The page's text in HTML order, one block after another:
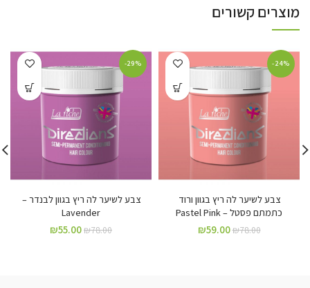
מוצרים קשורים
-24%
צבע לשיער לה ריץ בגוון ורוד
כתמתם פסטל – Pastel Pink
₪78.00
₪59.00
-29%
צבע לשיער לה ריץ בגוון לבנדר –
Lavender
₪78.00
₪55.00